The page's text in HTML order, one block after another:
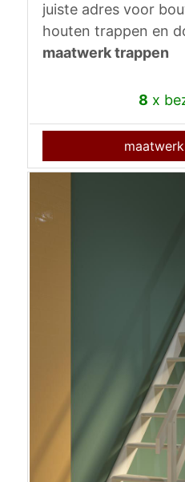
juiste adres voor
houten trappen en
maatwerk trappen
8 x